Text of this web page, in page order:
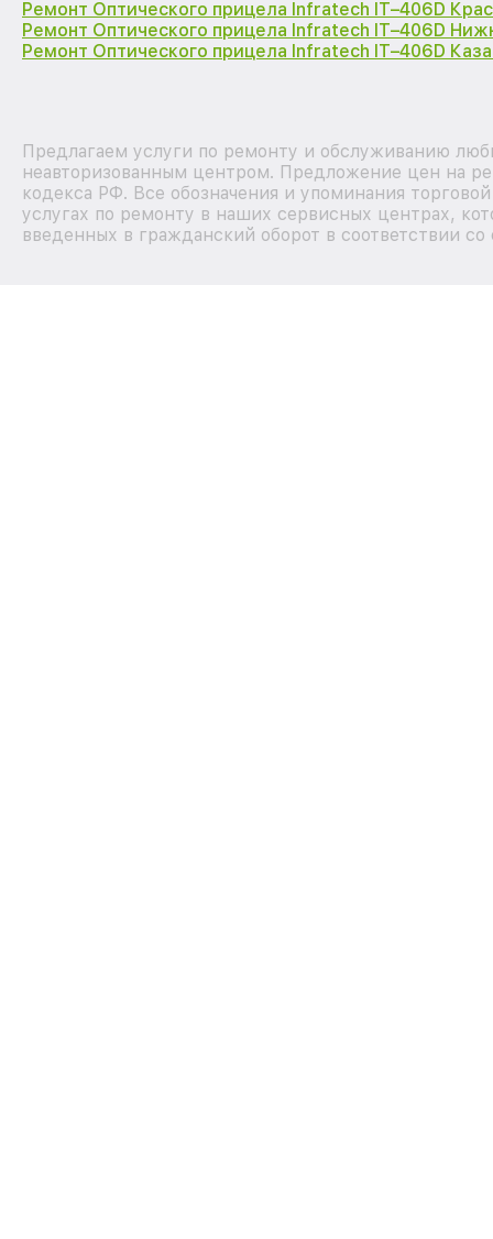
Ремонт Оптического прицела Infratech IT–406D
Ремонт Оптического прицела Infratech IT–406D
Ремонт Оптического прицела Infratech IT–406D
Предлагаем услуги по ремонту и обслуживанию
неавторизованным центром. Предложение цен на
кодекса РФ. Все обозначения и упоминания
услугах по ремонту в наших сервисных центрах,
введенных в гражданский оборот в соответствии